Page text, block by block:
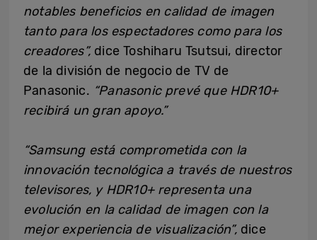
notablesbeneficios en calidad de imagen
tanto paralos espectadores como paralos
creadores”,dice Toshiharu Tsutsui, director
de la división de negocio de TV de
Panasonic. “Panasonic prevé que HDR10+
recibirá un gran apoyo.”
“Samsung está comprometida con la
innovación tecnológica a través de nuestros
televisores, y HDR10+ representa una
evolución en la calidad de imagen con la
mejor experiencia de visualización”,dice